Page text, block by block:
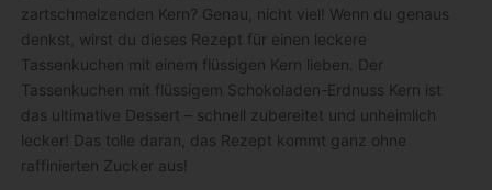
zartschmelzenden Kern? Genau, nicht viel! Wenn du genaus
denkst, wirst du dieses Rezept für einen leckere
Tassenkuchen mit einem flüssigen Kern lieben. Der
Tassenkuchen mit flüssigem Schokoladen-Erdnuss Kern ist
das ultimative Dessert – schnell zubereitet und unheimlich
lecker! Das tolle daran, das Rezept kommt ganz ohne
raffinierten Zucker aus!